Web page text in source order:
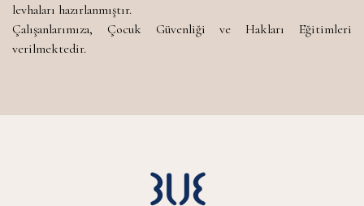
levhaları hazırlanmıştır.
Çalışanlarımıza, Çocuk Güvenliği ve Hakları Eğitimleri
verilmektedir.